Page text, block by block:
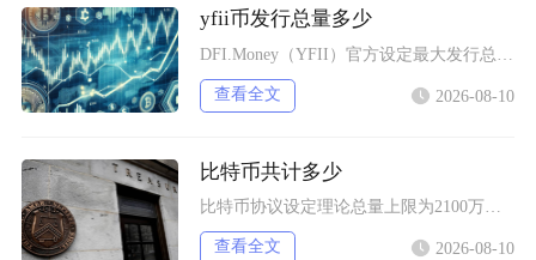
yfii币发行总量多少
查看全文 2026-08-10
比特币共计多少
查看全文 2026-08-10